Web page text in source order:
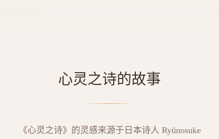
心灵之诗的故事
《心灵之诗》的灵感来源于日本诗人 Ryūnosuke